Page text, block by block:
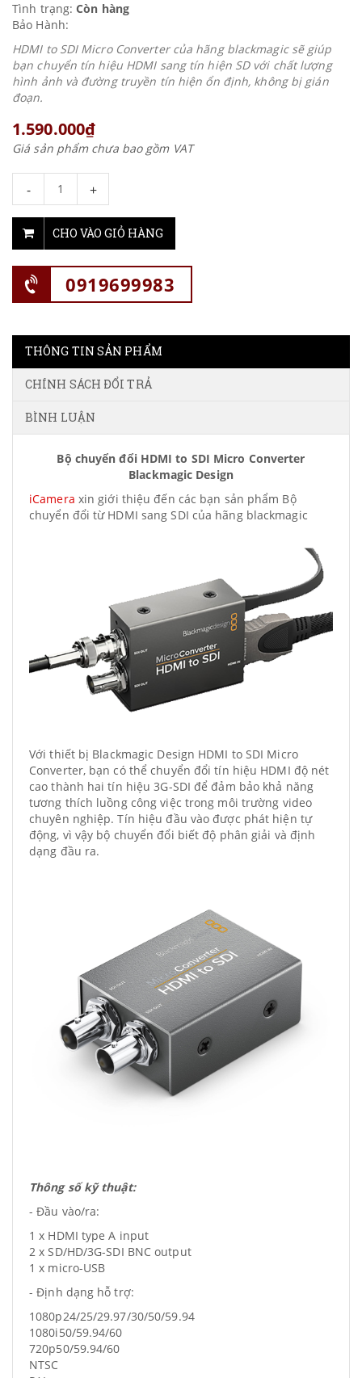
Tình trạng: Còn hàng
Bảo Hành:
HDMI to SDI Micro Converter của hãng blackmagic sẽ giúp
bạn chuyển tín hiệu HDMI sang tín hiện SD với chất lượng
hình ảnh và đường truyền tín hiện ổn định, không bị gián
đoạn.
1.590.000₫
Giá sản phẩm chưa bao gồm VAT
- +
CHO VÀO GIỎ HÀNG
0919699983
THÔNG TIN SẢN PHẨM
CHÍNH SÁCH ĐỔI TRẢ
BÌNH LUẬN
Bộ chuyển đổi HDMI to SDI Micro Converter
Blackmagic Design
iCamera xin giới thiệu đến các bạn sản phẩm Bộ
chuyển đổi từ HDMI sang SDI của hãng blackmagic
Với thiết bị Blackmagic Design HDMI to SDI Micro
Converter, bạn có thể chuyển đổi tín hiệu HDMI độ nét
cao thành hai tín hiệu 3G-SDI để đảm bảo khả năng
tương thích luồng công việc trong môi trường video
chuyên nghiệp. Tín hiệu đầu vào được phát hiện tự
động, vì vậy bộ chuyển đổi biết độ phân giải và định
dạng đầu ra.
Thông số kỹ thuật:
- Đầu vào/ra:
1 x HDMI type A input
2 x SD/HD/3G-SDI BNC output
1 x micro-USB
- Định dạng hỗ trợ:
1080p24/25/29.97/30/50/59.94
1080i50/59.94/60
720p50/59.94/60
NTSC